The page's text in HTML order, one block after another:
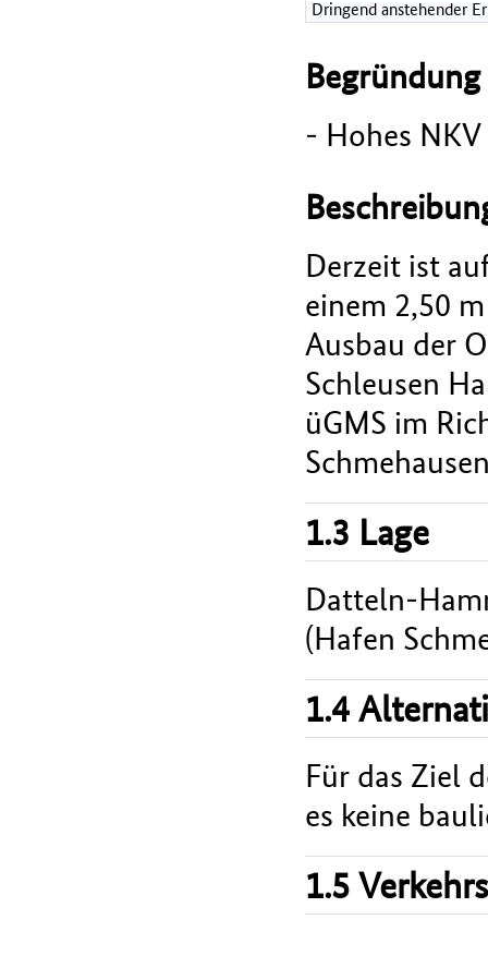
Dringend anstehender
- Hohes
Derzeit ist
einem 2,50
Ausbau der
Schleusen
üGMS im
1.3 Lage
Datteln-
(Hafen
1.4
Für das Ziel
es keine
1.5